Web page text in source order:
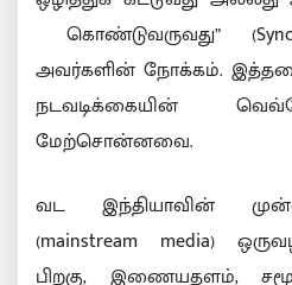
கொண்டுவருவது”
அவர்களின் நோக்கம்.
நடவடிக்கையின்
மேற்சொன்னவை.
வட இந்தியாவின்
(mainstream media)
பிறகு, இணையதளம்,